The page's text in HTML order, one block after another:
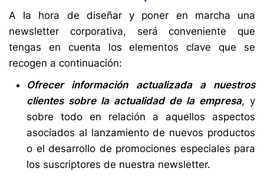
A la hora de diseñar y poner en marcha una
newsletter corporativa, será conveniente que
tengas en cuenta los elementos clave que se
recogen a continuación:
Ofrecer información actualizada a nuestros
clientes sobre la actualidad de la empresa, y
sobre todo en relación a aquellos aspectos
asociados al lanzamiento de nuevos productos
o el desarrollo de promociones especiales para
los suscriptores de nuestra newsletter.